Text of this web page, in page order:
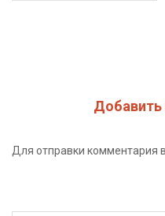
Для отправки комментария